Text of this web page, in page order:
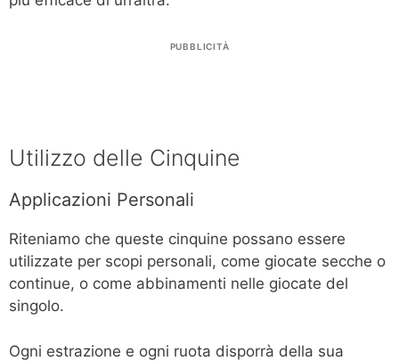
PUBBLICITÀ
Utilizzo delle Cinquine
Applicazioni Personali
Riteniamo che queste cinquine possano essere
utilizzate per scopi personali, come giocate secche o
continue, o come abbinamenti nelle giocate del
singolo.
Ogni estrazione e ogni ruota disporrà della sua